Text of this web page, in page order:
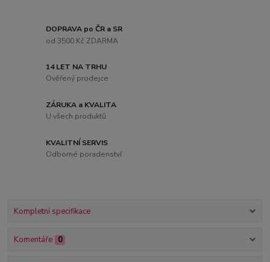
DOPRAVA po ČR a SR
od 3500 Kč ZDARMA
14 LET NA TRHU
Ověřený prodejce
ZÁRUKA a KVALITA
U všech produktů
KVALITNÍ SERVIS
Odborné poradenství
Kompletní specifikace
Komentáře 0